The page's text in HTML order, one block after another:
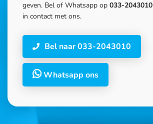
geven. Bel of Whatsapp op 033-2043010
in contact met ons.
Bel naar 033-2043010
Whatsapp ons